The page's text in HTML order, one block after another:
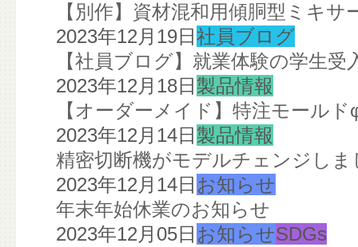
【別作】資材混和用傾胴型ミキサ
2023年12月19日 社員ブログ
【社員ブログ】就業体験の学生受
2023年12月18日 製品情報
【オーダーメイド】特注モール
2023年12月14日 製品情報
精密切断機がモデルチェンジしま
2023年12月14日 お知らせ
年末年始休業のお知らせ
2023年12月05日 お知らせSDGs